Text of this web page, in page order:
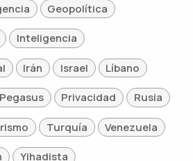
Geopolítica
Inteligencia
Irán Israel Líbano
Pegasus Privacidad Rusia
Turquía Venezuela
Yihadista